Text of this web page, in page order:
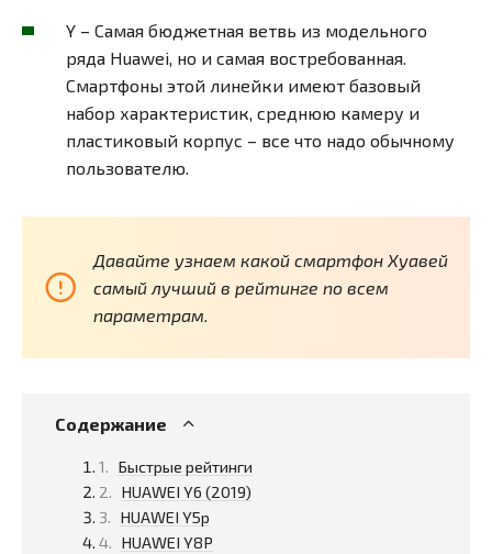
Y – Самая бюджетная ветвь из модельного
ряда Huawei, но и самая востребованная.
Смартфоны этой линейки имеют базовый
набор характеристик, среднюю камеру и
пластиковый корпус – все что надо обычному
пользователю.
Давайте узнаем какой смартфон Хуавей
самый лучший в рейтинге по всем
параметрам.
Содержание
Быстрые рейтинги
HUAWEI Y6 (2019)
HUAWEI Y5p
HUAWEI Y8P